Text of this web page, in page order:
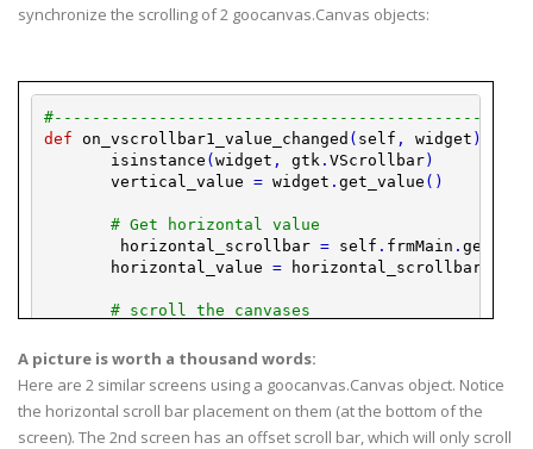
synchronize the scrolling of 2 goocanvas.Canvas objects:
def
on_vscrollbar1_value_changed ( self , widget )
isinstance (widget , gtk . VScrollbar)
vertical_value = widget . get_value ( )
# Get horizontal value
horizontal_scrollbar = self . frmMain .
horizontal_value = horizontal_scrollbar
# scroll the canvases
self.MyCanvas_Left.scroll_to
def
on_hscrollbar1_value_changed( self, widget):
isinstance(widget, gtk. HScrollbar)
A picture is worth a thousand words:
Here are 2 similar screens using a goocanvas.Canvas object. Notice
the horizontal scroll bar placement on them (at the bottom of the
screen). The 2nd screen has an offset scroll bar, which will only scroll